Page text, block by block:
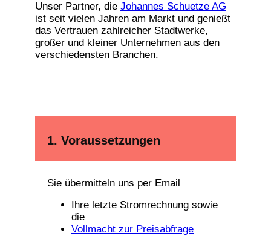
Unser Partner, die Johannes Schuetze AG
ist seit vielen Jahren am Markt und genießt
das Vertrauen zahlreicher Stadtwerke,
großer und kleiner Unternehmen aus den
verschiedensten Branchen.
1. Voraussetzungen
Sie übermitteln uns per Email
Ihre letzte Stromrechnung sowie
die
Vollmacht zur Preisabfrage